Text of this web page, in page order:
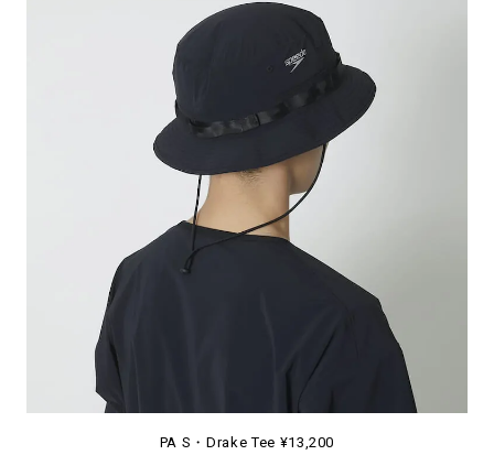
PA S・Drake Tee ¥13,200